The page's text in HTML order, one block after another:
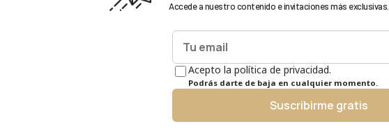
Accede a nuestro contenido e invitaciones más exclusivas.
Acepto la política de privacidad.
Podrás darte de baja en cualquier momento.
Suscribirme gratis